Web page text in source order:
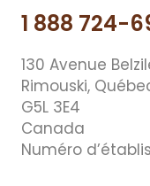
1 888 724-
130 Avenue
Rimouski,
G5L 3E4
Canada
Numéro